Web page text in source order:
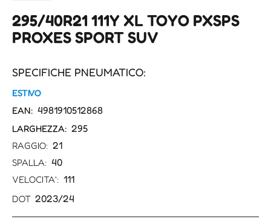
295/40R21 111Y XL TOYO PXSPS
PROXES SPORT SUV
SPECIFICHE PNEUMATICO:
ESTIVO
EAN: 4981910512868
LARGHEZZA: 295
RAGGIO: 21
SPALLA: 40
VELOCITA': 111
DOT 2023/24